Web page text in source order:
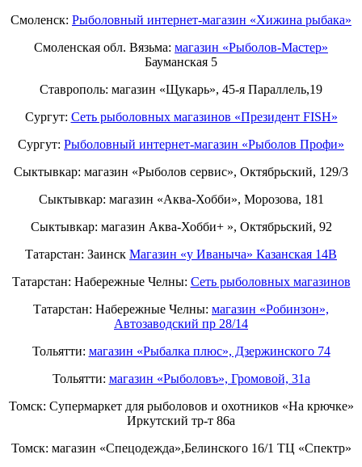
Смоленск: Рыболовный интернет-магазин «Хижина рыбака»
Смоленская обл. Вязьма: магазин «Рыболов-Мастер»
Бауманская 5
Ставрополь: магазин «Щукарь», 45-я Параллель,19
Сургут: Сеть рыболовных магазинов «Президент FISH»
Сургут: Рыболовный интернет-магазин «Рыболов Профи»
Сыктывкар: магазин «Рыболов сервис», Октябрьский, 129/3
Сыктывкар: магазин «Аква-Хобби», Морозова, 181
Сыктывкар: магазин Аква-Хобби+ », Октябрьский, 92
Татарстан: Заинск Магазин «у Иваныча» Казанская 14В
Татарстан: Набережные Челны: Cеть рыболовных магазинов
Татарстан: Набережные Челны: магазин «Робинзон»,
Автозаводский пр 28/14
Тольятти: магазин «Рыбалка плюс», Дзержинского 74
Тольятти: магазин «Рыболовъ», Громовой, 31а
Томск: Супермаркет для рыболовов и охотников «На крючке»
Иркутский тр-т 86а
Томск: магазин «Спецодежда»,Белинского 16/1 ТЦ «Спектр»